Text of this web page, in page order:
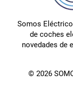
Somos
de coches
novedades de
© 2026